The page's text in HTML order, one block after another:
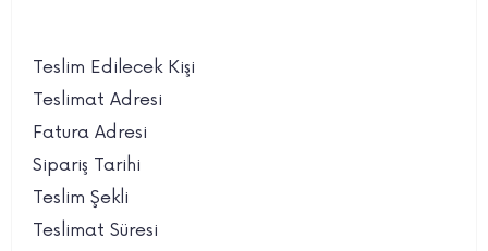
Teslim Edilecek Kişi
Teslimat Adresi
Fatura Adresi
Sipariş Tarihi
Teslim Şekli
Teslimat Süresi